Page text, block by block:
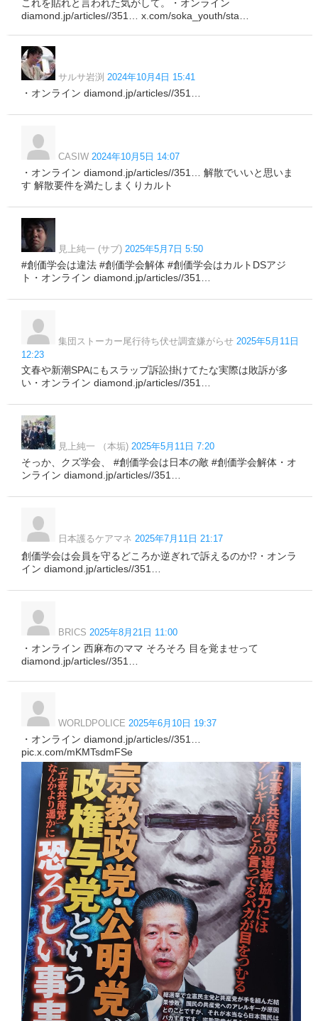
これを貼れと言われた気がして。・オンライン
diamond.jp/articles//351… x.com/soka_youth/sta…
サルサ岩渕 2024年10月4日 15:41
・オンライン diamond.jp/articles//351…
CASIW 2024年10月5日 14:07
・オンライン diamond.jp/articles//351… 解散でいいと思いま
す 解散要件を満たしまくりカルト
見上純一 (サブ) 2025年5月7日 5:50
#創価学会は違法 #創価学会解体 #創価学会はカルトDSアジ
ト・オンライン diamond.jp/articles//351…
集団ストーカー尾行待ち伏せ調査嫌がらせ 2025年5月11日
12:23
文春や新潮SPAにもスラップ訴訟掛けてたな実際は敗訴が多
い・オンライン diamond.jp/articles//351…
見上純一 （本垢) 2025年5月11日 7:20
そっか、クズ学会、 #創価学会は日本の敵 #創価学会解体・オ
ンライン diamond.jp/articles//351…
日本護るケアマネ 2025年7月11日 21:17
創価学会は会員を守るどころか逆ぎれで訴えるのか⁉・オンラ
イン diamond.jp/articles//351…
BRICS 2025年8月21日 11:00
・オンライン 西麻布のママ そろそろ 目を覚ませって
diamond.jp/articles//351…
WORLDPOLICE 2025年6月10日 19:37
・オンライン diamond.jp/articles//351…
pic.x.com/mKMTsdmFSe